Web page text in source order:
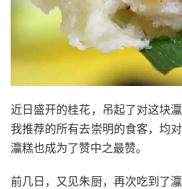
近日盛开的桂花，吊起了对这块
我推荐的所有去崇明的食客，均
灜糕也成为了赞中之最赞。
前几日，又见朱厨，再次吃到了